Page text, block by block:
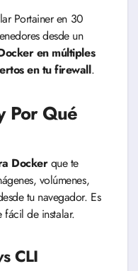
Portainer en 30
desde un
en múltiples
en tu firewall.
Por Qué
Dockerque te
volúmenes,
tu navegador. Es
fácil de instalar.
CLI